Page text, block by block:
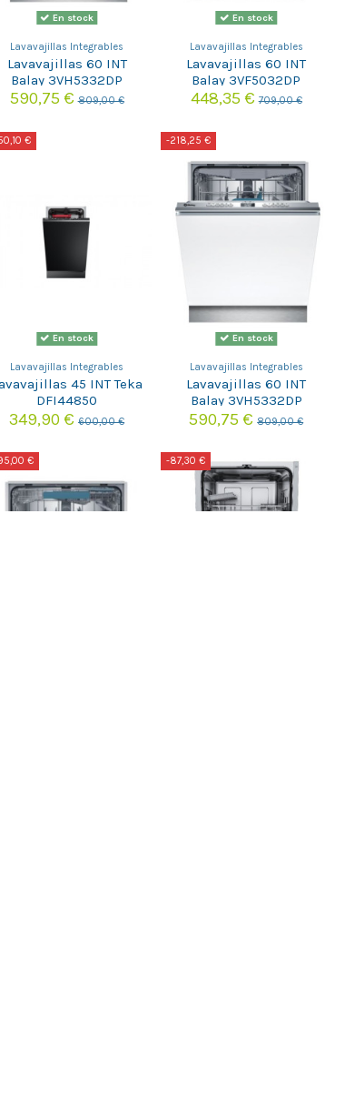
En stock
Lavavajillas Integrables
Lavavajillas 60 INT
Balay 3VH5332DP
590,75 €809,00 €
En stock
Lavavajillas Integrables
Lavavajillas 60 INT
Balay 3VF5032DP
448,35 €709,00 €
€
En stock
Lavavajillas Integrables
45 INT Teka
DFI44850
349,90 €600,00 €
-218,25 €
En stock
Lavavajillas Integrables
Lavavajillas 60 INT
Balay 3VH5332DP
590,75 €809,00 €
€ -87,30 €